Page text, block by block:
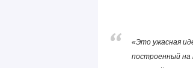
«Это ужасная
построенный на